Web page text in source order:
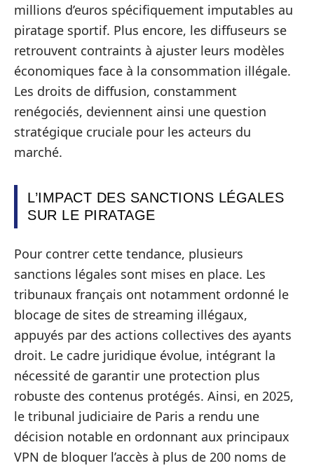
millions d’euros spécifiquement imputables au
piratage sportif. Plus encore, les diffuseurs se
retrouvent contraints à ajuster leurs modèles
économiques face à la consommation illégale.
Les droits de diffusion, constamment
renégociés, deviennent ainsi une question
stratégique cruciale pour les acteurs du
marché.
L’IMPACT DES SANCTIONS LÉGALES
SUR LE PIRATAGE
Pour contrer cette tendance, plusieurs
sanctions légales sont mises en place. Les
tribunaux français ont notamment ordonné le
blocage de sites de streaming illégaux,
appuyés par des actions collectives des ayants
droit. Le cadre juridique évolue, intégrant la
nécessité de garantir une protection plus
robuste des contenus protégés. Ainsi, en 2025,
le tribunal judiciaire de Paris a rendu une
décision notable en ordonnant aux principaux
VPN de bloquer l’accès à plus de 200 noms de